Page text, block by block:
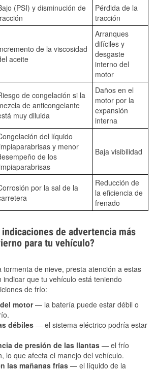
(PSI) y disminución de
Pérdida de la
tracción
de la viscosidad
aceite
Arranques
difíciles y
desgaste
interno del
motor
de congelación si la
de anticongelante
muy diluida
Daños en el
motor por la
expansión
interna
del líquido
y menor
de los
Baja visibilidad
por la sal de la
Reducción de
la eficiencia de
frenado
de advertencia más
para tu vehículo?
tormenta de nieve, presta atención a estas
indicar que tu vehículo está teniendo
de frío:
motor— la batería puede estar débil o
débiles— el sistema eléctrico podría estar
de presión de las llantas — el frío
lo que afecta el manejo del vehículo.
las mañanas frías — el líquido de la